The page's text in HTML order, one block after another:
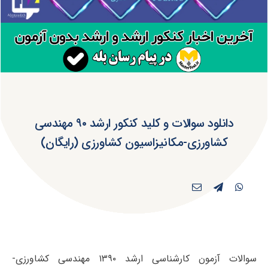
دانلود سوالات و کلید کنکور ارشد ۹۰ مهندسی
کشاورزی-مکانیزاسیون کشاورزی (رایگان)
سوالات آزمون کارشناسی ارشد ۱۳۹۰ مهندسی کشاورزی-